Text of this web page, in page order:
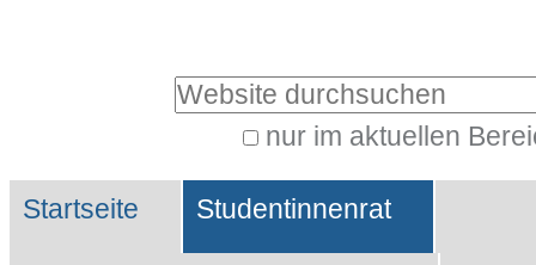
Website durchsuchen
nur im aktuellen
Suche…
Sektionen
Startseite Studentinnenrat